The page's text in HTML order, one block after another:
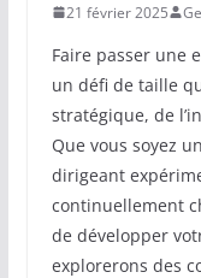
21 février 2025
Faire passer une
un défi de taille
stratégique, de
Que vous soyez
dirigeant
continuellement
de développer
explorerons des